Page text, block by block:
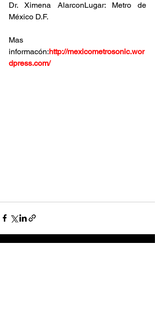
Dr. Ximena AlarconLugar: Metro de
México D.F.
Mas
informacón:http://mexicometrosonic.wor
dpress.com/